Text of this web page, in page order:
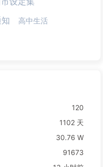
高中生活
120
1102 天
30.76 W
91673